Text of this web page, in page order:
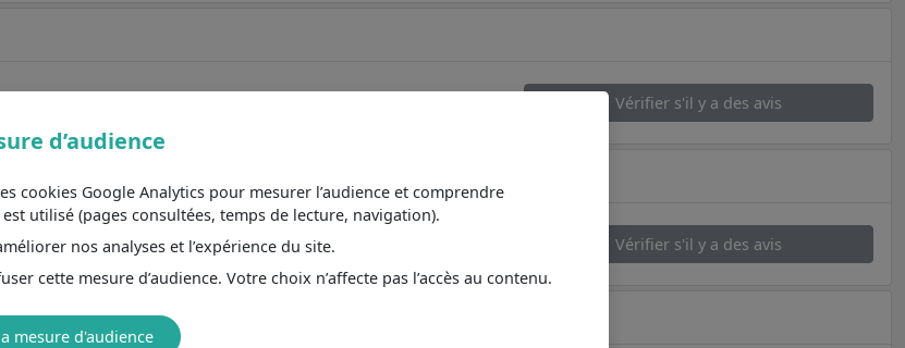
Vérifier s'il y a des avis
Vérifier s'il y a des avis
d’audience
cookies Google Analytics pour mesurer l’audience et comprendre
utilisé (pages consultées, temps de lecture, navigation).
nos analyses et l’expérience du site.
cette mesure d’audience. Votre choix n’affecte pas l’accès au contenu.
mesure d'audience